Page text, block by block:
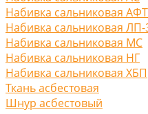
Набивка сальниковая АФТ
Набивка сальниковая ЛП-
Набивка сальниковая МС
Набивка сальниковая НГ
Набивка сальниковая ХБП
Ткань асбестовая
Шнур асбестовый